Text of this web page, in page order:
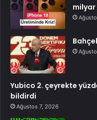
milyar
Yubico 2. çeyrekte
bildirdi
Ağustos 7, 2026